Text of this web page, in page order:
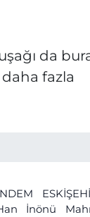
da
fazla
İnönü